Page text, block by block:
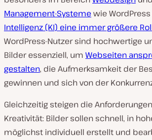
Management-Systeme wie
Intelligenz (KI) eine immer größere
WordPress-Nutzer sind hochwertige
Bilder essenziell, um Webseiten
gestalten, die Aufmerksamkeit der
gewinnen und sich von der
Gleichzeitig steigen die
Kreativität: Bilder sollen schnell, in
möglichst individuell erstellt und